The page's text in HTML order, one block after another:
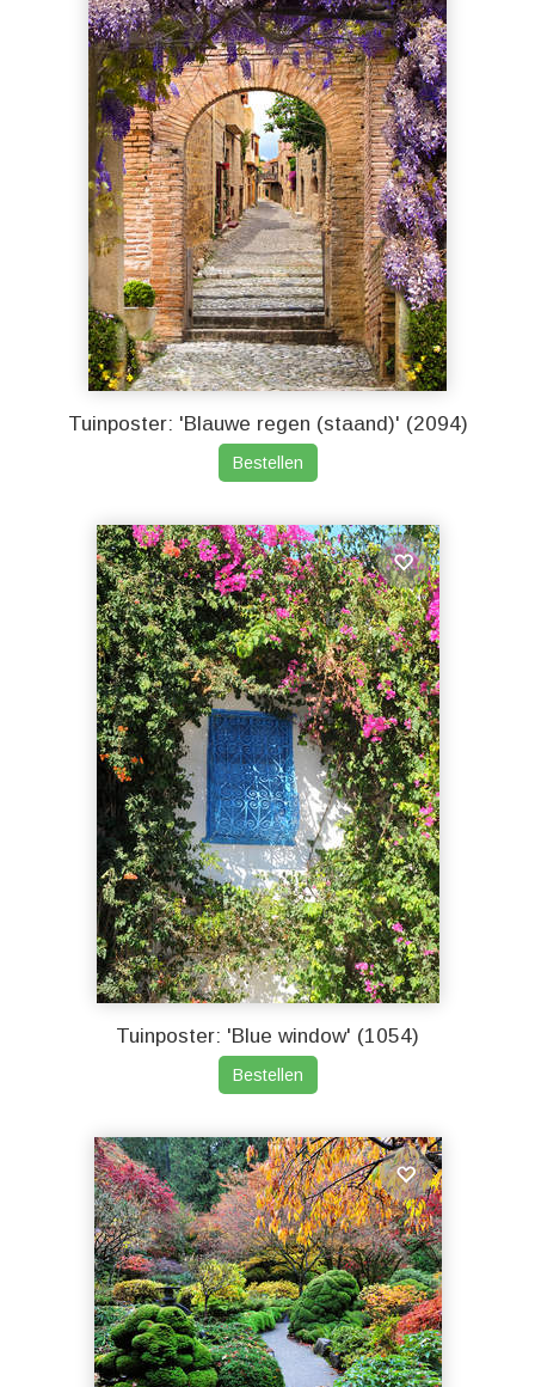
Tuinposter: 'Blauwe regen (staand)' (2094)
Bestellen
Tuinposter: 'Blue window' (1054)
Bestellen